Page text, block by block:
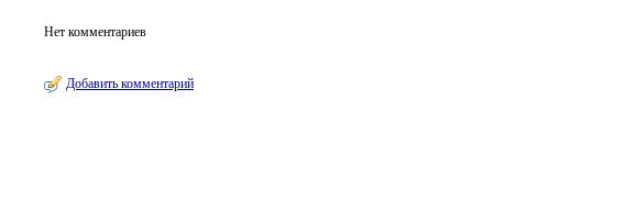
Нет комментариев
Добавить комментарий